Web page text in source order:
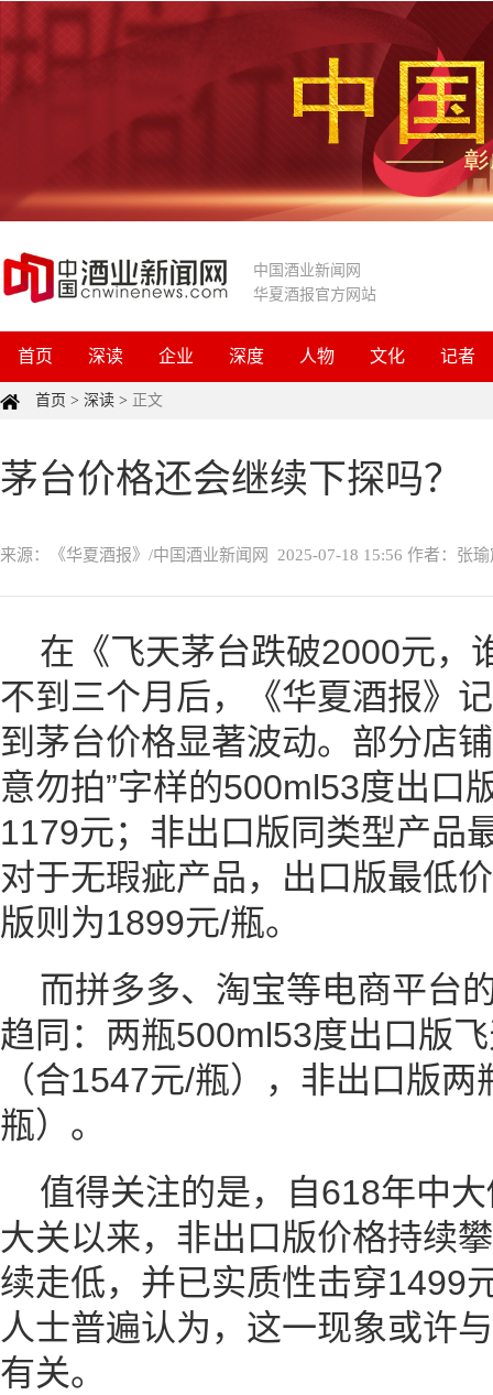
中国酒业新闻网
华夏酒报官方网站
首页 深读 企业 深度 人物 文化 记者
首页 > 深读 > 正文
茅台价格还会继续下探吗？
来源：《华夏酒报》/中国酒业新闻网 2025-07-18 15:56 作者：张瑜
在 《飞天茅台跌破2000元，
不到三个月后，《华夏酒报》
到茅台价格显著波动。部分店
意勿拍”字样的500ml53度出口
1179元；非出口版同类型产品
对于无瑕疵产品，出口版最低
版则为1899元/瓶。
而拼多多、淘宝等电商平台
趋同：两瓶500ml53度出口版
（合1547元/瓶），非出口版
瓶）。
值得关注的是，自618年中
大关以来，非出口版价格持续
续走低，并已实质性击穿1499
人士普遍认为，这一现象或许
有关。